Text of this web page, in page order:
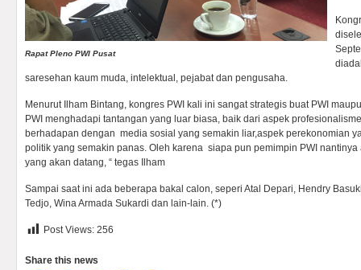
Rapat Pleno PWI Pusat
saresehan kaum muda, intelektual, pejabat dan pengusaha.
Menurut Ilham Bintang, kongres PWI kali ini sangat strategis buat PWI
PWI menghadapi tantangan yang luar biasa, baik dari aspek
berhadapan dengan media sosial yang semakin liar,aspek perekonomian
politik yang semakin panas. Oleh karena siapa pun pemimpin PWI
yang akan datang, “ tegas Ilham
Sampai saat ini ada beberapa bakal calon, seperi Atal Depari, Hendry
Tedjo, Wina Armada Sukardi dan lain-lain. (*)
Post Views: 256
Share this news